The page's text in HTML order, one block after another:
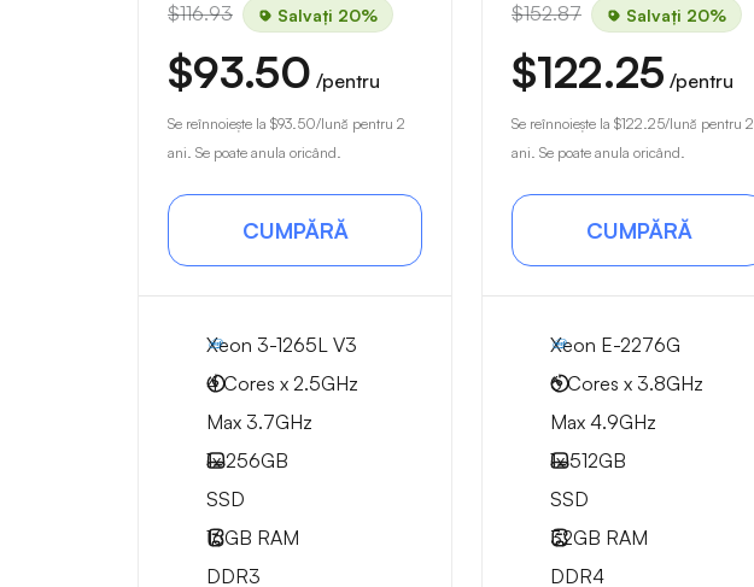
$116.93 Salvați 20%
$93.50 /pentru
Se reînnoiește la $93.50/lună pentru 2
ani. Se poate anula oricând.
CUMPĂRĂ
Xeon 3-1265L V3
4 Cores x 2.5GHz
Max 3.7GHz
1x256GB
SSD
16GB RAM
DDR3
$152.87 Salvați 20%
$122.25 /pentru
Se reînnoiește la $122.25/lună pentru 2
ani. Se poate anula oricând.
CUMPĂRĂ
Xeon E-2276G
6 Cores x 3.8GHz
Max 4.9GHz
1x512GB
SSD
32GB RAM
DDR4